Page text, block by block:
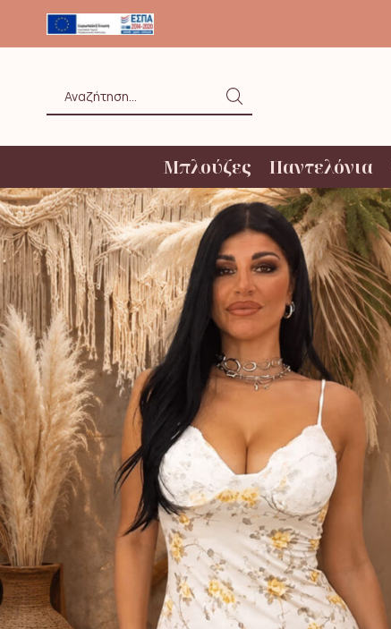
ΑΝΩ ΤΩΝ 20€ ΜΕ BOX NOW
input
Μπλούζες Παντελόνια